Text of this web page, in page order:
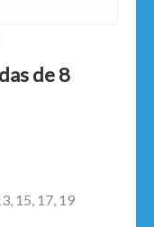
de 8
15, 17, 19